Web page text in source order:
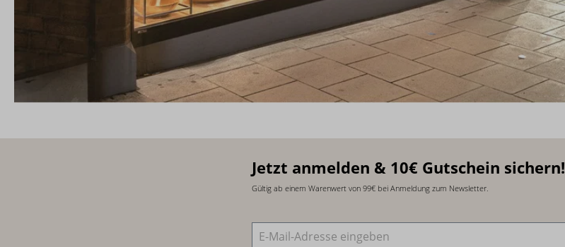
Jetzt anmelden & 10€ Gutschein sichern!
Gültig ab einem Warenwert von 99€ bei Anmeldung zum Newsletter.
E-Mail-Adresse